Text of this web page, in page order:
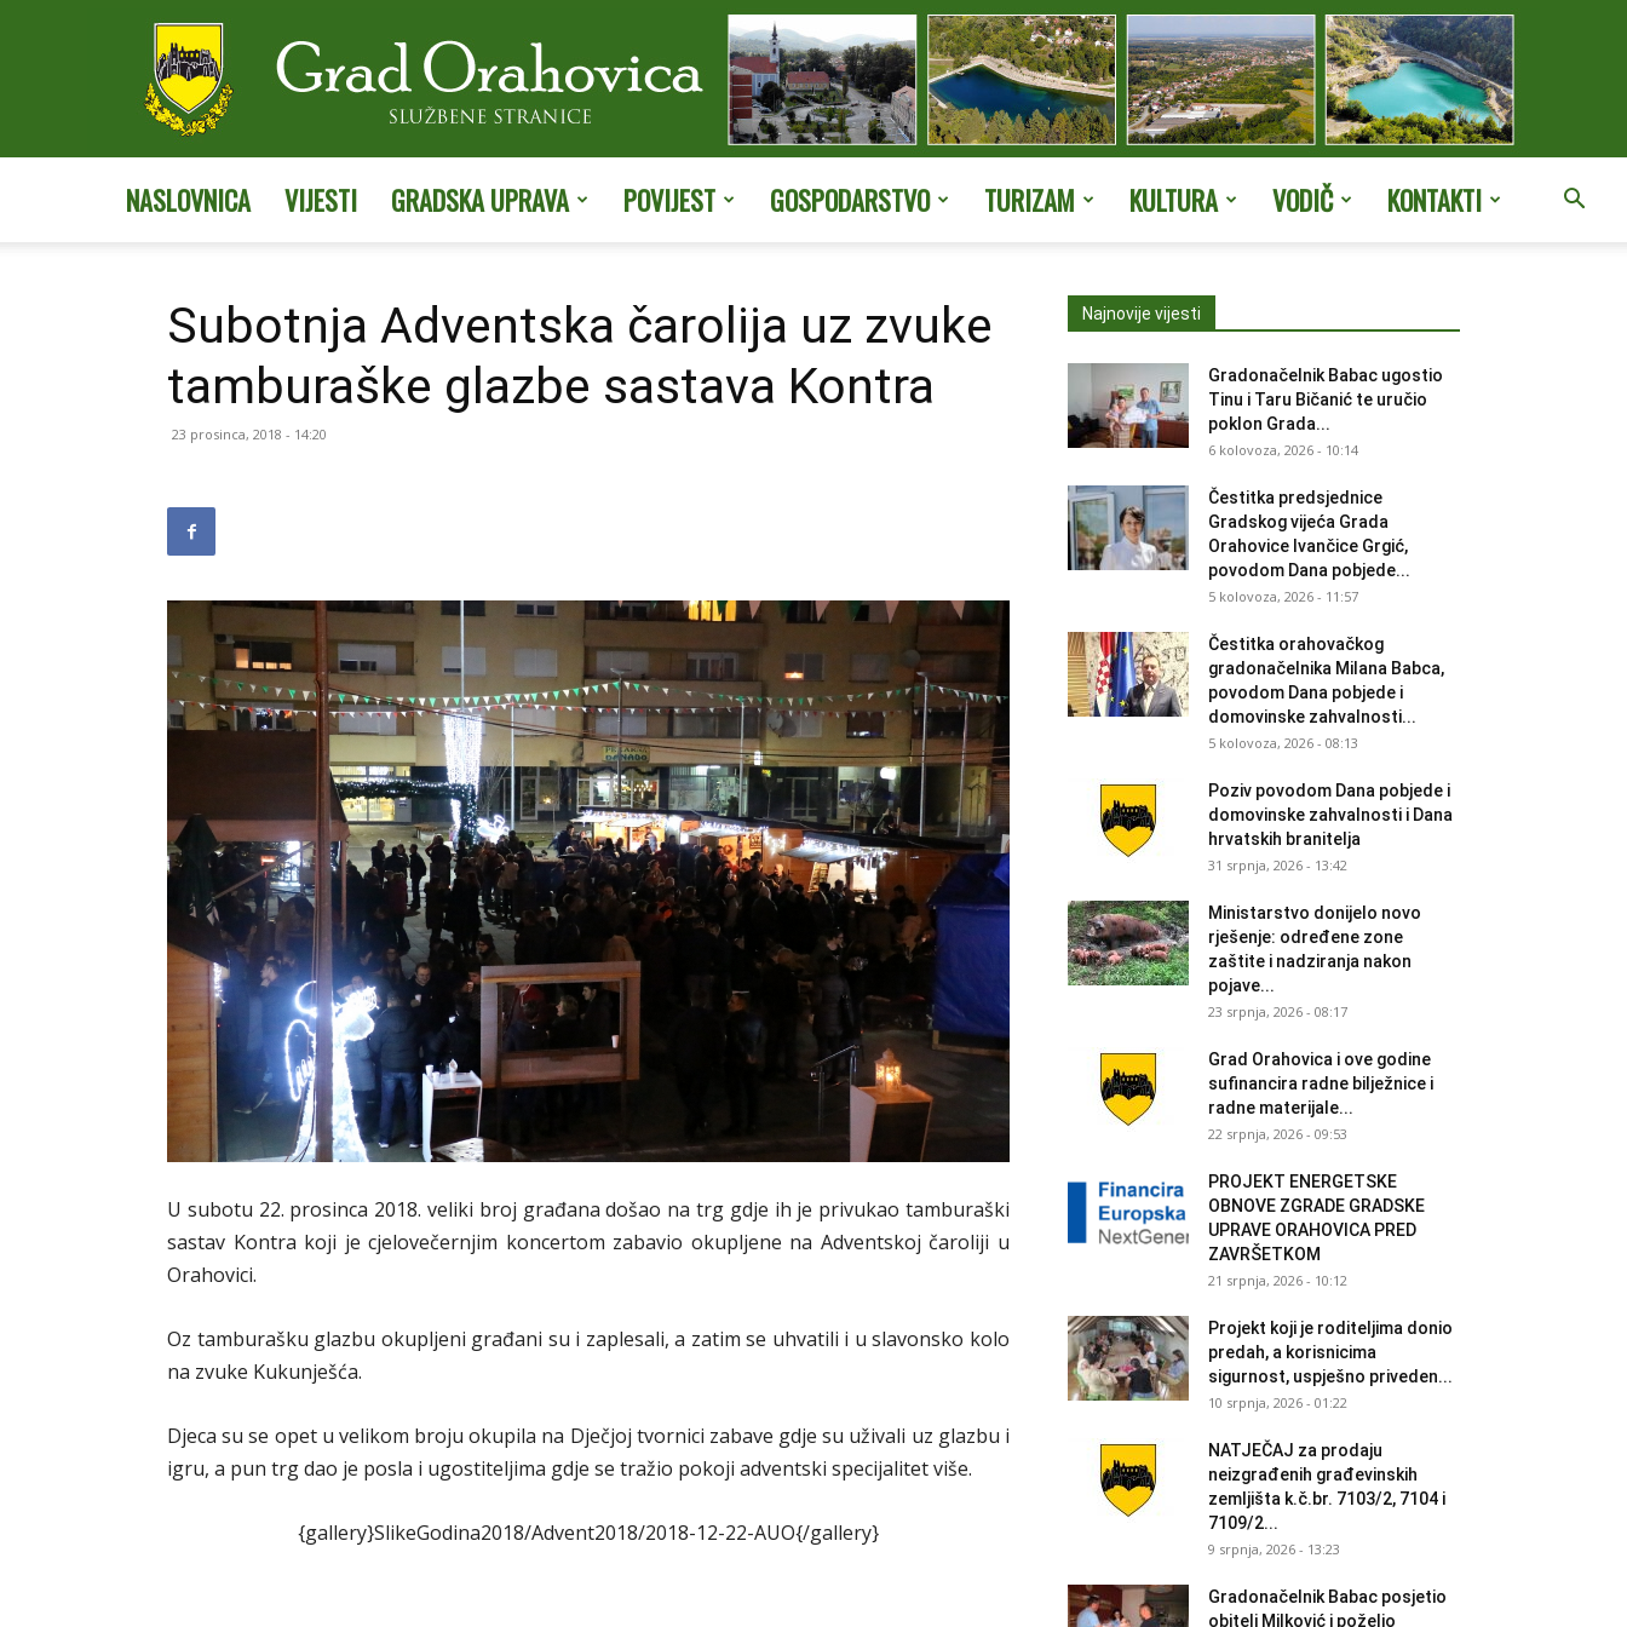
stranice
Orahovice
NASLOVNICA VIJESTI GRADSKA UPRAVA POVIJEST GOSPODARSTVO TURIZAM KULTURA VODIČ KONTAKTI
Subotnja Adventska čarolija uz zvuke
tamburaške glazbe sastava Kontra
23 prosinca, 2018 - 14:20
U subotu 22. prosinca 2018. veliki broj građana došao na trg gdje ih je privukao tamburaški
sastav Kontra koji je cjelovečernjim koncertom zabavio okupljene na Adventskoj čaroliji u
Orahovici.
Oz tamburašku glazbu okupljeni građani su i zaplesali, a zatim se uhvatili i u slavonsko kolo
na zvuke Kukunješća.
Djeca su se opet u velikom broju okupila na Dječjoj tvornici zabave gdje su uživali uz glazbu i
igru, a pun trg dao je posla i ugostiteljima gdje se tražio pokoji adventski specijalitet više.
{gallery}SlikeGodina2018/Advent2018/2018-12-22-AUO{/gallery}
Najnovije vijesti
Gradonačelnik Babac ugostio
Tinu i Taru Bičanić te uručio
poklon Grada...
6 kolovoza, 2026 - 10:14
Čestitka predsjednice
Gradskog vijeća Grada
Orahovice Ivančice Grgić,
povodom Dana pobjede...
5 kolovoza, 2026 - 11:57
Čestitka orahovačkog
gradonačelnika Milana Babca,
povodom Dana pobjede i
domovinske zahvalnosti...
5 kolovoza, 2026 - 08:13
Poziv povodom Dana pobjede i
domovinske zahvalnosti i Dana
hrvatskih branitelja
31 srpnja, 2026 - 13:42
Ministarstvo donijelo novo
rješenje: određene zone
zaštite i nadziranja nakon
pojave...
23 srpnja, 2026 - 08:17
Grad Orahovica i ove godine
sufinancira radne bilježnice i
radne materijale...
22 srpnja, 2026 - 09:53
PROJEKT ENERGETSKE
OBNOVE ZGRADE GRADSKE
UPRAVE ORAHOVICA PRED
ZAVRŠETKOM
21 srpnja, 2026 - 10:12
Projekt koji je roditeljima donio
predah, a korisnicima
sigurnost, uspješno priveden...
10 srpnja, 2026 - 01:22
NATJEČAJ za prodaju
neizgrađenih građevinskih
zemljišta k.č.br. 7103/2, 7104 i
7109/2...
9 srpnja, 2026 - 13:23
Gradonačelnik Babac posjetio
obitelj Milković i poželio